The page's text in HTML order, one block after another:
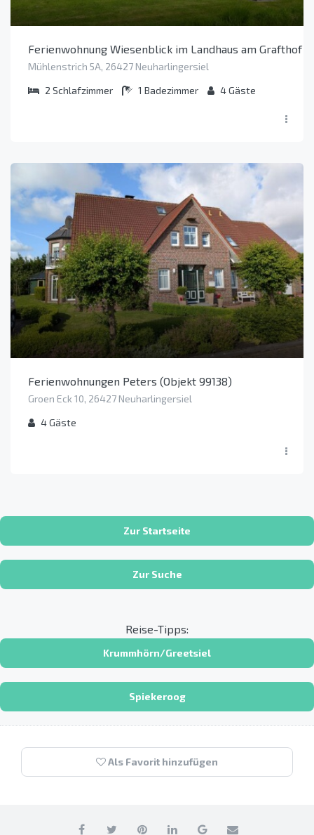
Ferienwohnung Wiesenblick im Landhaus am Grafthof
Mühlenstrich 5A, 26427 Neuharlingersiel
2 Schlafzimmer 1 Badezimmer 4Gäste
Ferienwohnungen Peters (Objekt 99138)
Groen Eck 10, 26427 Neuharlingersiel
4Gäste
Zur Startseite
Zur Suche
Reise-Tipps:
Krummhörn/Greetsiel
Spiekeroog
Als Favorit hinzufügen